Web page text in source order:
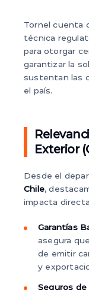
Tornel cuenta
técnica
para otorgar
garantizar la
sustentan las
el país.
Exterior
Desde el
Chile,
impacta
Garantías
asegura
de emitir
y
Seguros de